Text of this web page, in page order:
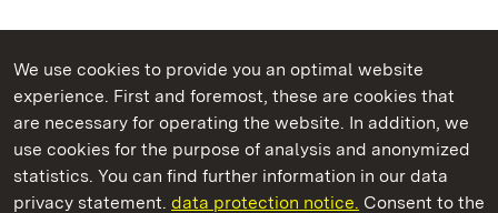
We use cookies to provide you an optimal website
experience. First and foremost, these are cookies that
are necessary for operating the website. In addition, we
use cookies for the purpose of analysis and anonymized
statistics. You can find further information in our data
privacy statement. data protection notice. Consent to the
State Palaces and Gardens of Baden-Wuerttemberg